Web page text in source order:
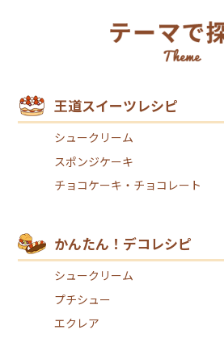
王道スイーツレシピ
シュークリーム
スポンジケーキ
チョコケーキ・チョコレート
かんたん！デコレシピ
シュークリーム
プチシュー
エクレア